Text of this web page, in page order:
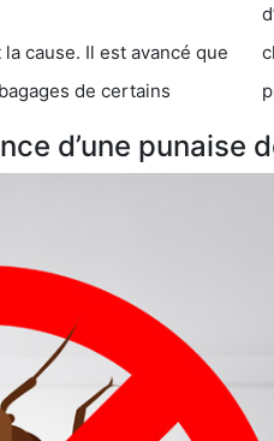
est avancé que
certains
d’une punaise